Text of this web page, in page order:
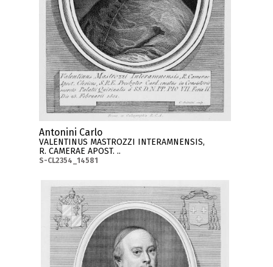
Antonini Carlo
VALENTINUS MASTROZZI INTERAMNENSIS,
R. CAMERAE APOST. ..
S-CL2354_14581